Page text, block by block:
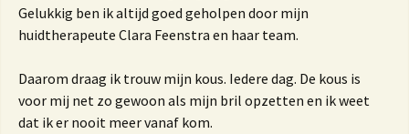
Gelukkig ben ik altijd goed geholpen door mijn
huidtherapeute Clara Feenstra en haar team.
Daarom draag ik trouw mijn kous. Iedere dag. De kous is
voor mij net zo gewoon als mijn bril opzetten en ik weet
dat ik er nooit meer vanaf kom.